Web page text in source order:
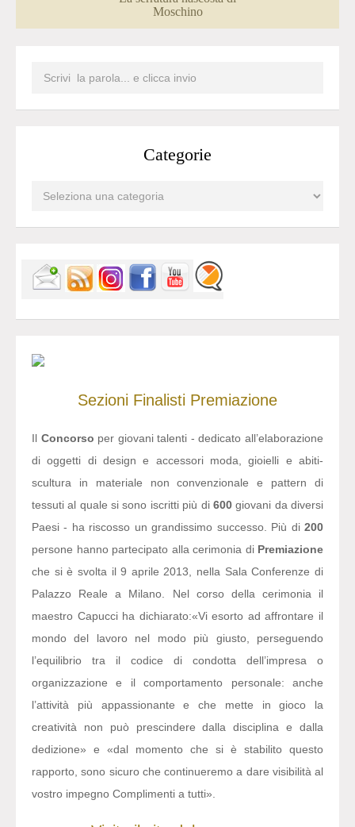
Moschino
Categorie
Sezioni Finalisti Premiazione
Il Concorso per giovani talenti - dedicato all’elaborazione
di oggetti di design e accessori moda, gioielli e abiti-
scultura in materiale non convenzionale e pattern di
tessuti al quale si sono iscritti più di 600giovani da diversi
Paesi - ha riscosso un grandissimo successo. Più di 200
persone hanno partecipato alla cerimonia di Premiazione
che si è svolta il 9 aprile 2013, nella Sala Conferenze di
Palazzo Reale a Milano. Nel corso della cerimonia il
maestro Capucci ha dichiarato:«Vi esorto ad affrontare il
mondo del lavoro nel modo più giusto, perseguendo
l’equilibrio tra il codice di condotta dell’impresa o
organizzazione e il comportamento personale: anche
l’attività più appassionante e che mette in gioco la
creatività non può prescindere dalla disciplina e dalla
dedizione» e «dal momento che si è stabilito questo
rapporto, sono sicuro che continueremo a dare visibilità al
vostro impegno Complimenti a tutti».